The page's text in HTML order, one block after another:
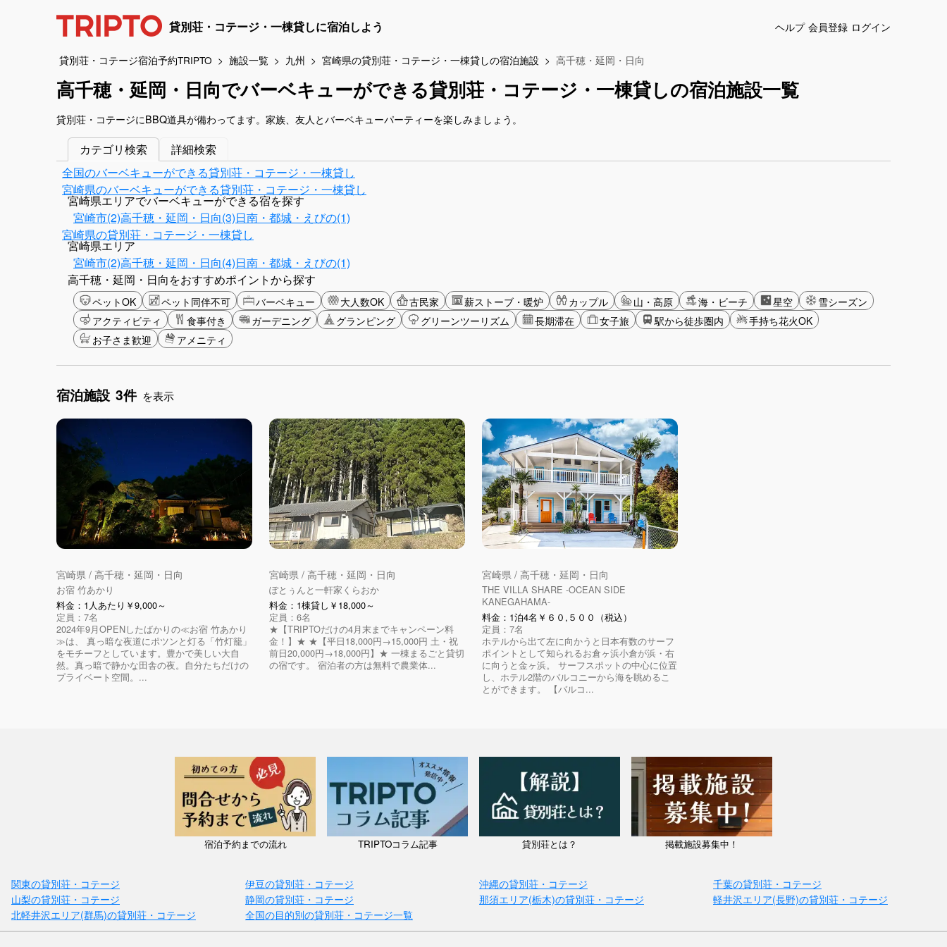
貸別荘・コテージ・一棟貸しに宿泊しよう ヘルプ 会員登録 ログイン
貸別荘・コテージ宿泊予約TRIPTO 施設一覧 九州 宮崎県の貸別荘・コテージ・一棟貸しの宿泊施設 高千穂・延岡・日向
高千穂・延岡・日向でバーベキューができる貸別荘・コテージ・一棟貸しの宿泊施設一覧
貸別荘・コテージにBBQ道具が備わってます。家族、友人とバーベキューパーティーを楽しみましょう。
カテゴリ検索
詳細検索
全国のバーベキューができる貸別荘・コテージ・一棟貸し
宮崎県のバーベキューができる貸別荘・コテージ・一棟貸し
宮崎県エリアでバーベキューができる宿を探す
宮崎市(2)高千穂・延岡・日向(3)日南・都城・えびの(1)
宮崎県の貸別荘・コテージ・一棟貸し
宮崎県エリア
宮崎市(2)高千穂・延岡・日向(4)日南・都城・えびの(1)
高千穂・延岡・日向をおすすめポイントから探す
ペットOK ペット同伴不可 バーベキュー 大人数OK 古民家 薪ストーブ・暖炉 カップル 山・高原 海・ビーチ 星空
雪シーズン
アクティビティ
食事付き ガーデニング グランピング グリーンツーリズム 長期滞在 女子旅 駅から徒歩圏内
手持ち花火OK
お子さま歓迎
アメニティ
宿泊施設 3件 を表示
宮崎県 / 高千穂・延岡・日向
お宿 竹あかり
料金：1人あたり￥9,000～
定員：7名
2024年9月OPENしたばかりの≪お宿 竹あかり
≫は、 真っ暗な夜道にポツンと灯る「竹灯籠」
をモチーフとしています。豊かで美しい大自
然。真っ暗で静かな田舎の夜。自分たちだけの
プライベート空間。...
宮崎県 / 高千穂・延岡・日向
ぽとぅんと一軒家くらおか
料金：1棟貸し￥18,000～
定員：6名
★【TRIPTOだけの4月末までキャンペーン料
金！】★ ★【平日18,000円→15,000円 土・祝
前日20,000円→18,000円】★ 一棟まるごと貸切
の宿です。 宿泊者の方は無料で農業体...
宮崎県 / 高千穂・延岡・日向
THE VILLA SHARE -OCEAN SIDE
KANEGAHAMA-
料金：1泊4名￥６０,５００（税込）
定員：7名
ホテルから出て左に向かうと日本有数のサーフ
ポイントとして知られるお倉ヶ浜小倉が浜・右
に向うと金ヶ浜。 サーフスポットの中心に位置
し、ホテル2階のバルコニーから海を眺めるこ
とができます。 【バルコ...
宿泊予約までの流れ TRIPTOコラム記事 貸別荘とは？ 掲載施設募集中！
関東の貸別荘・コテージ 伊豆の貸別荘・コテージ 沖縄の貸別荘・コテージ
千葉の貸別荘・コテージ
山梨の貸別荘・コテージ
静岡の貸別荘・コテージ 那須エリア(栃木)の貸別荘・コテージ
軽井沢エリア(長野)の貸別荘・コテージ
北軽井沢エリア(群馬)の貸別荘・コテージ
全国の目的別の貸別荘・コテージ一覧